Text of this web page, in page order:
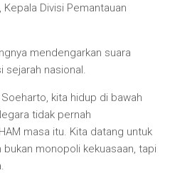
Kepala Divisi Pemantauan
mendengarkan suara
sejarah nasional.
kita hidup di bawah
tidak pernah
masa itu. Kita datang untuk
monopoli kekuasaan, tapi